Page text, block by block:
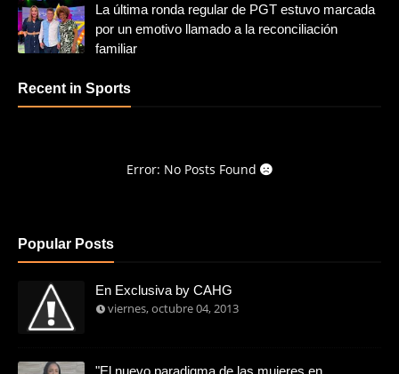
La última ronda regular de PGT estuvo marcada
por un emotivo llamado a la reconciliación
familiar
Recent in Sports
Error: No Posts Found
Popular Posts
En Exclusiva by CAHG
viernes, octubre 04, 2013
"El nuevo paradigma de las mujeres en